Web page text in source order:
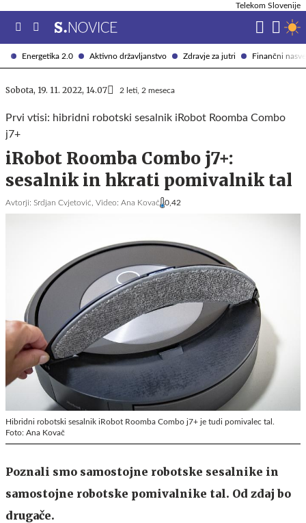
Energetika 2.0 Aktivno državljanstvo Zdravje za jutri Finančni
Telekom Slovenije
Sobota, 19. 11. 2022, 14.07 2 leti, 2 meseca
Prvi vtisi: hibridni robotski sesalnik iRobot Roomba Combo
j7+
iRobot Roomba Combo j7+:
sesalnik in hkrati pomivalnik tal
Avtorji: Srdjan Cvjetović, Video: Ana Kovač 0,42
Hibridni robotski sesalnik iRobot Roomba Combo j7+ je tudi pomivalec tal.
Foto: Ana Kovač
Poznali smo samostojne robotske sesalnike in
samostojne robotske pomivalnike tal. Od zdaj bo
drugače.